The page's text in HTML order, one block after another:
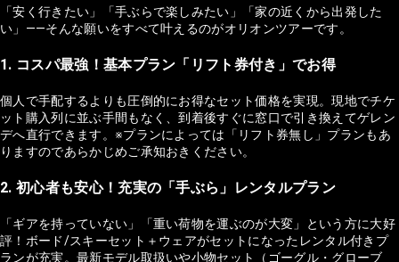
「安く行きたい」「手ぶらで楽しみたい」「家の近くから出発した
い」——そんな願いをすべて叶えるのがオリオンツアーです。
1. コスパ最強！基本プラン「リフト券付き」でお得
個人で手配するよりも圧倒的にお得なセット価格を実現。現地でチケ
ット購入列に並ぶ手間もなく、到着後すぐに窓口で引き換えてゲレン
デへ直行できます。※プランによっては「リフト券無し」プランもあ
りますのであらかじめご承知おきください。
2. 初心者も安心！充実の「手ぶら」レンタルプラン
「ギアを持っていない」「重い荷物を運ぶのが大変」という方に大好
評！ボード/スキーセット＋ウェアがセットになったレンタル付きプ
ランが充実。最新モデル取扱いや小物セット（ゴーグル・グローブ